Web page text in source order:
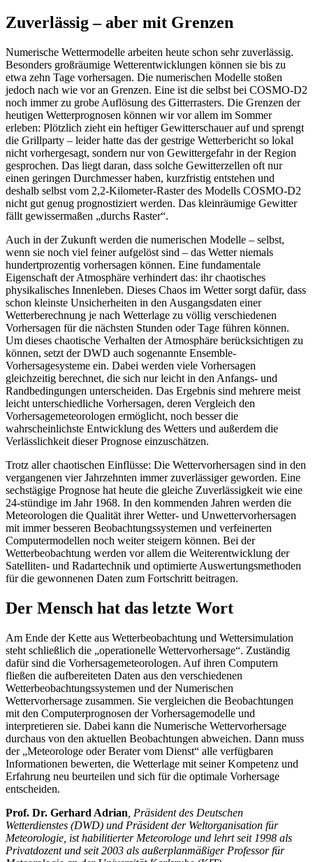
Zuverlässig – aber mit Grenzen
Numerische Wettermodelle arbeiten heute schon sehr zuverlässig.
Besonders großräumige Wetterentwicklungen können sie bis zu
etwa zehn Tage vorhersagen. Die numerischen Modelle stoßen
jedoch nach wie vor an Grenzen. Eine ist die selbst bei COSMO-D2
noch immer zu grobe Auflösung des Gitterrasters. Die Grenzen der
heutigen Wetterprognosen können wir vor allem im Sommer
erleben: Plötzlich zieht ein heftiger Gewitterschauer auf und sprengt
die Grillparty – leider hatte das der gestrige Wetterbericht so lokal
nicht vorhergesagt, sondern nur von Gewittergefahr in der Region
gesprochen. Das liegt daran, dass solche Gewitterzellen oft nur
einen geringen Durchmesser haben, kurzfristig entstehen und
deshalb selbst vom 2,2-Kilometer-Raster des Modells COSMO-D2
nicht gut genug prognostiziert werden. Das kleinräumige Gewitter
fällt gewissermaßen „durchs Raster“.
Auch in der Zukunft werden die numerischen Modelle – selbst,
wenn sie noch viel feiner aufgelöst sind – das Wetter niemals
hundertprozentig vorhersagen können. Eine fundamentale
Eigenschaft der Atmosphäre verhindert das: ihr chaotisches
physikalisches Innenleben. Dieses Chaos im Wetter sorgt dafür, dass
schon kleinste Unsicherheiten in den Ausgangsdaten einer
Wetterberechnung je nach Wetterlage zu völlig verschiedenen
Vorhersagen für die nächsten Stunden oder Tage führen können.
Um dieses chaotische Verhalten der Atmosphäre berücksichtigen zu
können, setzt der DWD auch sogenannte Ensemble-
Vorhersagesysteme ein. Dabei werden viele Vorhersagen
gleichzeitig berechnet, die sich nur leicht in den Anfangs- und
Randbedingungen unterscheiden. Das Ergebnis sind mehrere meist
leicht unterschiedliche Vorhersagen, deren Vergleich den
Vorhersagemeteorologen ermöglicht, noch besser die
wahrscheinlichste Entwicklung des Wetters und außerdem die
Verlässlichkeit dieser Prognose einzuschätzen.
Trotz aller chaotischen Einflüsse: Die Wettervorhersagen sind in den
vergangenen vier Jahrzehnten immer zuverlässiger geworden. Eine
sechstägige Prognose hat heute die gleiche Zuverlässigkeit wie eine
24-stündige im Jahr 1968. In den kommenden Jahren werden die
Meteorologen die Qualität ihrer Wetter- und Unwettervorhersagen
mit immer besseren Beobachtungssystemen und verfeinerten
Computermodellen noch weiter steigern können. Bei der
Wetterbeobachtung werden vor allem die Weiterentwicklung der
Satelliten- und Radartechnik und optimierte Auswertungsmethoden
für die gewonnenen Daten zum Fortschritt beitragen.
Der Mensch hat das letzte Wort
Am Ende der Kette aus Wetterbeobachtung und Wettersimulation
steht schließlich die „operationelle Wettervorhersage“. Zuständig
dafür sind die Vorhersagemeteorologen. Auf ihren Computern
fließen die aufbereiteten Daten aus den verschiedenen
Wetterbeobachtungssystemen und der Numerischen
Wettervorhersage zusammen. Sie vergleichen die Beobachtungen
mit den Computerprognosen der Vorhersagemodelle und
interpretieren sie. Dabei kann die Numerische Wettervorhersage
durchaus von den aktuellen Beobachtungen abweichen. Dann muss
der „Meteorologe oder Berater vom Dienst“ alle verfügbaren
Informationen bewerten, die Wetterlage mit seiner Kompetenz und
Erfahrung neu beurteilen und sich für die optimale Vorhersage
entscheiden.
Prof. Dr. Gerhard Adrian , Präsident des Deutschen
Wetterdienstes (DWD) und Präsident der Weltorganisation für
Meteorologie, ist habilitierter Meteorologe und lehrt seit 1998 als
Privatdozent und seit 2003 als außerplanmäßiger Professor für